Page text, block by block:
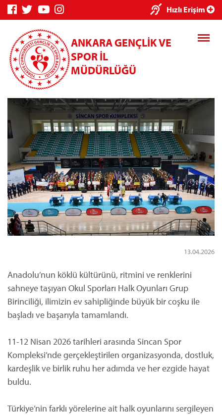
Hızlı Erişim
ANKARA GENÇLİK VE
SPOR İL
MÜDÜRLÜĞÜ
13.04.2026
Anadolu’nun köklü kültürünü, ritmini ve renklerini
sahneye taşıyan Okul Sporları Halk Oyunları Grup
Birinciliği, ilimizin ev sahipliğinde büyük bir coşku ile
başladı ve başarıyla tamamlandı.
11-12 Nisan 2026 tarihleri arasında Sincan Spor
Kompleksi’nde gerçekleştirilen organizasyonda, dostluk,
kardeşlik ve birlik ruhu her adımda ve her ezgide hayat
buldu.
Türkiye’nin farklı yörelerine ait halk oyunlarını sergileyen
×
Genç Bilgi
Sistemi
Spor Bilgi
Sistemi
Kredi/Yurt
İşlemleri
Kredi/Yurt E-
Ödeme